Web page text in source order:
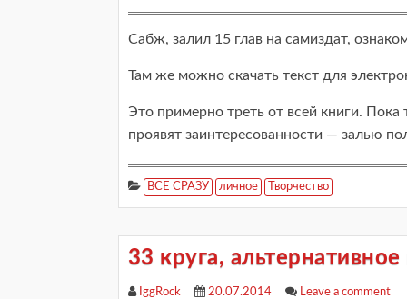
Сабж, залил 15 глав на самиздат,
Там же можно скачать текст для
Это примерно треть от всей книги. Пока
проявят заинтересованности — залью
ВСЕ СРАЗУ личное Творчество
33 круга,
IggRock 20.07.2014 Leave a comment